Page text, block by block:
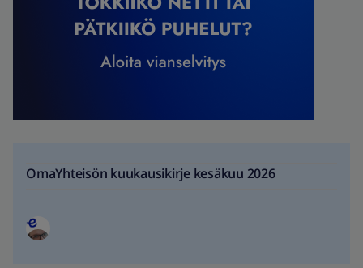
OmaYhteisön kuukausikirje kesäkuu 2026